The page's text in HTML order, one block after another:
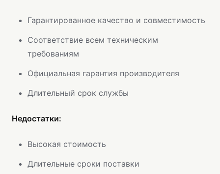
Гарантированное качество и совместимость
Соответствие всем техническим
требованиям
Официальная гарантия производителя
Длительный срок службы
Недостатки:
Высокая стоимость
Длительные сроки поставки